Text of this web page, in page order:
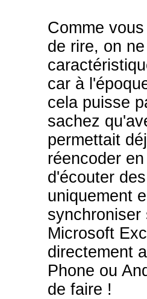
Comme
de rire, on
car à
cela puisse
sachez
permettait
réencoder
d'écouter
uniquement
Microsoft
directement
Phone ou
de faire !